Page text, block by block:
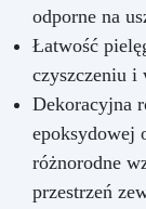
odporne na
Łatwość
czyszczeniu i
Dekoracyjna
epoksydowej
różnorodne
przestrzeń